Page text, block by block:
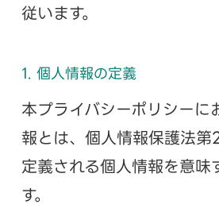
従います。
1. 個人情報の定義
本プライバシーポリシーに
報とは、個人情報保護法第
定義される個人情報を意味
す。